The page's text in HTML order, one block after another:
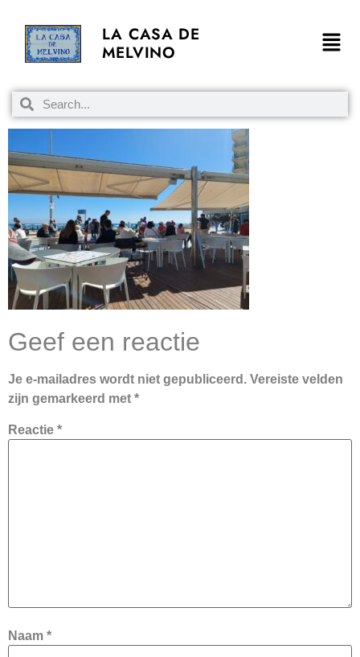
LA CASA DE
MELVINO
Geef een reactie
Je e-mailadres wordt niet gepubliceerd. Vereiste velden
zijn gemarkeerd met *
Reactie *
Naam *